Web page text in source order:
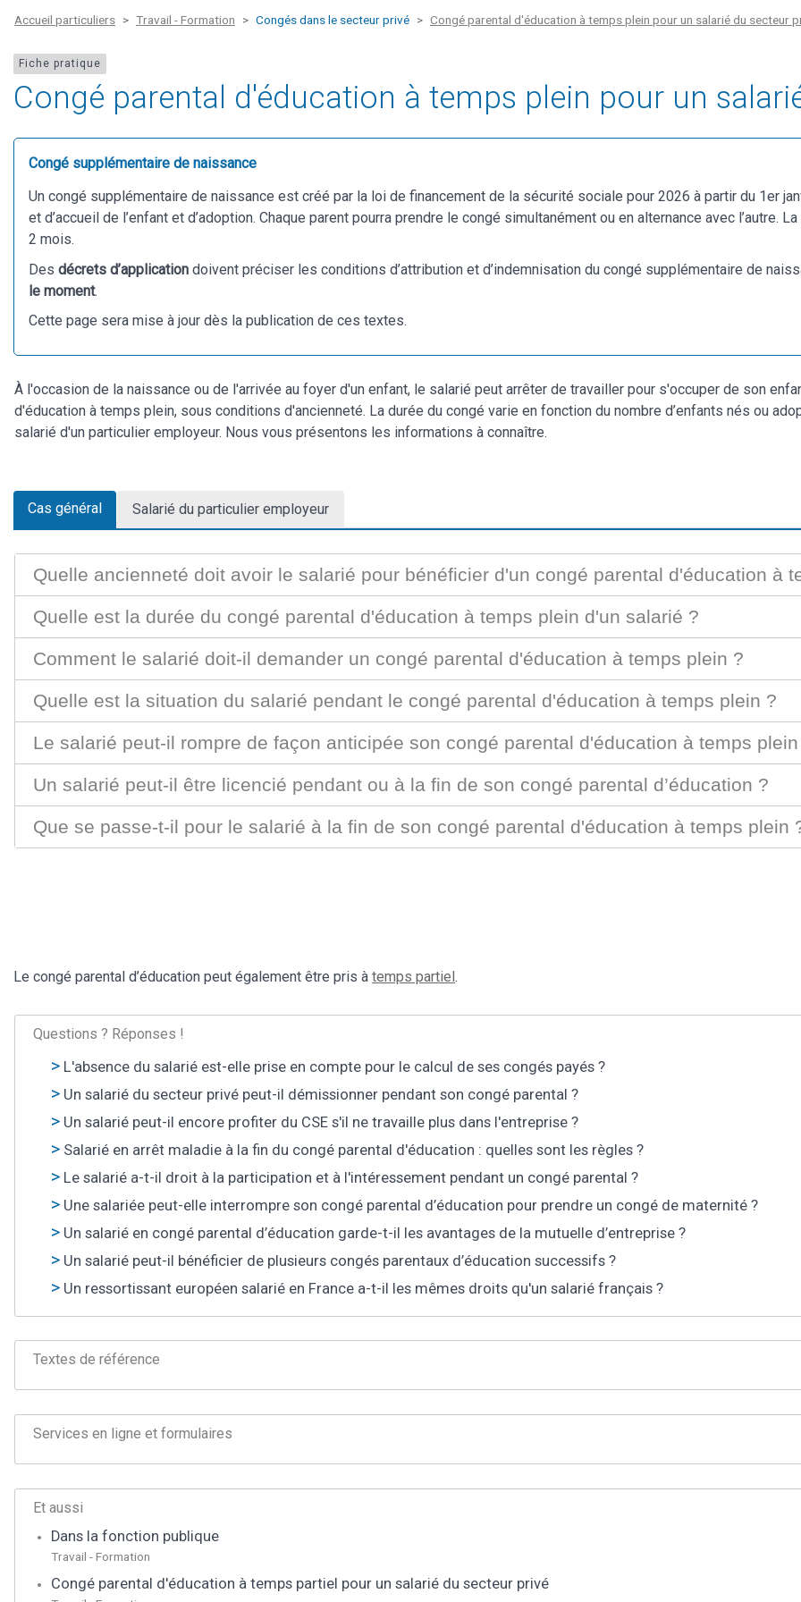
Accueil particuliers Travail - Formation Congés dans le secteur privé Congé parental d'éducation à temps plein pour un salarié du secteur
Fiche pratique
Congé parental d'éducation à temps plein pour un
Congé supplémentaire de naissance
Un congé supplémentaire de naissance est créé par la loi de financement de la sécurité sociale pour 2026 à partir du 1er
et d’accueil de l’enfant et d’adoption. Chaque parent pourra prendre le congé simultanément ou en alternance avec l’autre.
2 mois.
Des décrets d’application doivent préciser les conditions d’attribution et d’indemnisation du congé supplémentaire de
le moment.
Cette page sera mise à jour dès la publication de ces textes.
À l'occasion de la naissance ou de l'arrivée au foyer d'un enfant, le salarié peut arrêter de travailler pour s'occuper de son
d'éducation à temps plein, sous conditions d'ancienneté. La durée du congé varie en fonction du nombre d’enfants nés ou
salarié d'un particulier employeur. Nous vous présentons les informations à connaître.
Cas général Salarié du particulier employeur
Quelle ancienneté doit avoir le salarié pour bénéficier d'un congé parental d'éducation à
Quelle est la durée du congé parental d'éducation à temps plein d'un salarié ?
Comment le salarié doit-il demander un congé parental d'éducation à temps plein ?
Quelle est la situation du salarié pendant le congé parental d'éducation à temps plein ?
Le salarié peut-il rompre de façon anticipée son congé parental d'éducation à temps
Un salarié peut-il être licencié pendant ou à la fin de son congé parental d’éducation ?
Que se passe-t-il pour le salarié à la fin de son congé parental d'éducation à temps plein
Le congé parental d’éducation peut également être pris à temps partiel.
Questions ? Réponses !
L'absence du salarié est-elle prise en compte pour le calcul de ses congés payés ?
Un salarié du secteur privé peut-il démissionner pendant son congé parental ?
Un salarié peut-il encore profiter du CSE s'il ne travaille plus dans l'entreprise ?
Salarié en arrêt maladie à la fin du congé parental d'éducation : quelles sont les règles ?
Le salarié a-t-il droit à la participation et à l'intéressement pendant un congé parental ?
Une salariée peut-elle interrompre son congé parental d’éducation pour prendre un congé de maternité ?
Un salarié en congé parental d’éducation garde-t-il les avantages de la mutuelle d’entreprise ?
Un salarié peut-il bénéficier de plusieurs congés parentaux d’éducation successifs ?
Un ressortissant européen salarié en France a-t-il les mêmes droits qu'un salarié français ?
Textes de référence
Services en ligne et formulaires
Et aussi
Dans la fonction publique
Travail - Formation
Congé parental d'éducation à temps partiel pour un salarié du secteur privé